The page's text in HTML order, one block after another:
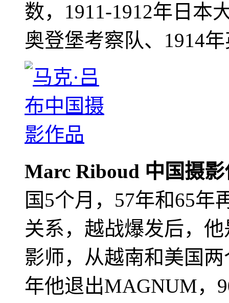
数，1911-1912年日本
奥登堡考察队、1914
Marc Riboud 中国摄
国5个月，57年和65年
关系，越战爆发后，
影师，从越南和美国
年他退出MAGNUM，